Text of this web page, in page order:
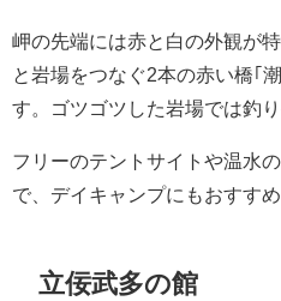
岬の先端には赤と白の外観が
と岩場をつなぐ2本の赤い橋｢
す。ゴツゴツした岩場では釣
フリーのテントサイトや温水
で、デイキャンプにもおすすめ
立佞武多の館